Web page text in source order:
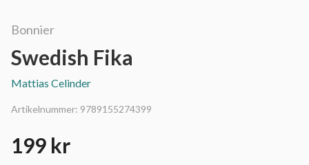
Bonnier
Swedish Fika
Mattias Celinder
Artikelnummer: 9789155274399
199 kr